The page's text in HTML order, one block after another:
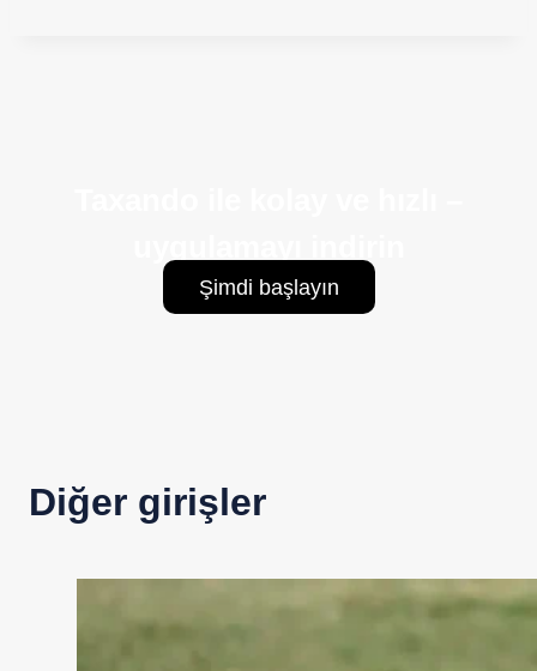
Şimdi başlayın
Diğer girişler